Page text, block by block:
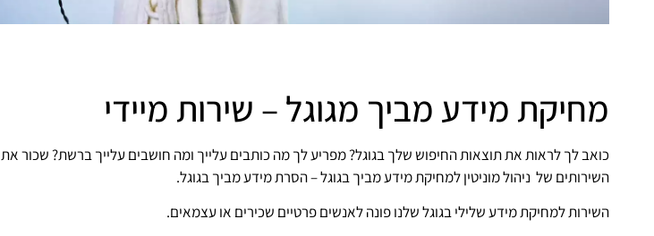
מחיקת מידע מביך מגוגל – שירות מיידי
כואב לך לראות את תוצאות החיפוש שלך בגוגל? מפריע לך מה כותבים עלייך ומה חושבים עלייך ברשת? שכור את
השירותים של ניהול מוניטין למחיקת מידע מביך בגוגל – הסרת מידע מביך בגוגל.
השירות למחיקת מידע שלילי בגוגל שלנו פונה לאנשים פרטיים שכירים או עצמאים.